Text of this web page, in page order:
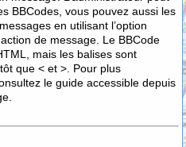
BBCodes, vous pouvez aussi les
en utilisant l’option
de message. Le BBCode
mais les balises sont
que < et >. Pour plus
le guide accessible depuis